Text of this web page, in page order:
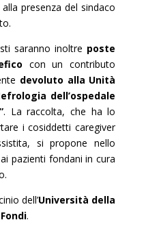
alla presenza del sindaco
saranno inoltre poste
con un contributo
devoluto alla Unità
dell’ospedale
. La raccolta, che ha lo
i cosiddetti caregiver
si propone nello
pazienti fondani in cura
dell’Università della
.